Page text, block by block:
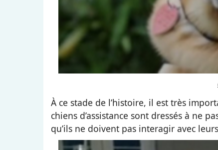
À ce stade de l’histoire, il est très
chiens d’assistance sont dressés à ne
qu’ils ne doivent pas interagir avec